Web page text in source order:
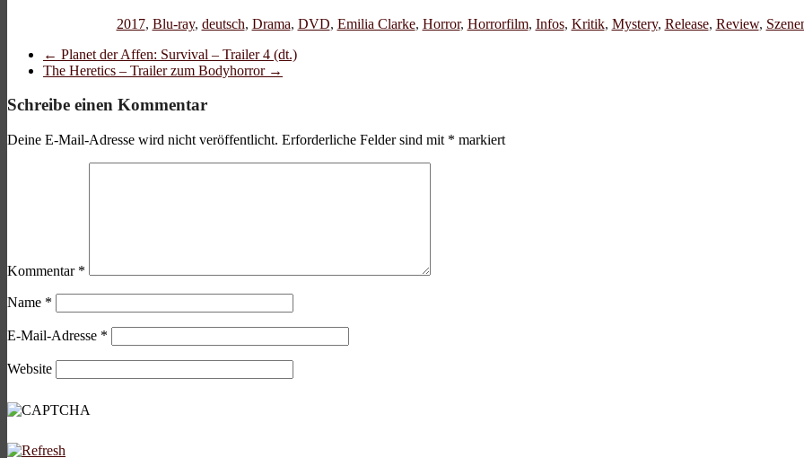
2017, Blu-ray, deutsch, Drama, DVD, Emilia Clarke, Horror, Horrorfilm, Infos, Kritik, Mystery, Release, Review,
← Planet der Affen: Survival – Trailer 4 (dt.)
The Heretics – Trailer zum Bodyhorror →
Schreibe einen Kommentar
Deine E-Mail-Adresse wird nicht veröffentlicht. Erforderliche Felder sind mit * markiert
Kommentar *
Name *
E-Mail-Adresse *
Website